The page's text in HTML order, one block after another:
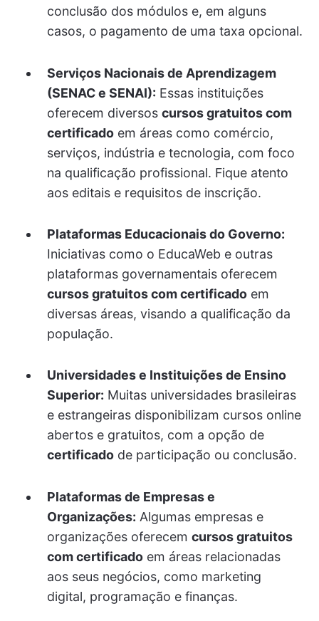
conclusão dos módulos e, em alguns
casos, o pagamento de uma taxa opcional.
Serviços Nacionais de Aprendizagem
(SENAC e SENAI): Essas instituições
oferecem diversos cursos gratuitos com
certificadoem áreas como comércio,
serviços, indústria e tecnologia, com foco
na qualificação profissional. Fique atento
aos editais e requisitos de inscrição.
Plataformas Educacionais do Governo:
Iniciativas como o EducaWeb e outras
plataformas governamentais oferecem
cursos gratuitos com certificadoem
diversas áreas, visando a qualificação da
população.
Universidades e Instituições de Ensino
Superior: Muitas universidades brasileiras
e estrangeiras disponibilizam cursos online
abertos e gratuitos, com a opção de
certificadode participação ou conclusão.
Plataformas de Empresas e
Organizações: Algumas empresas e
organizações oferecem cursos gratuitos
com certificadoem áreas relacionadas
aos seus negócios, como marketing
digital, programação e finanças.